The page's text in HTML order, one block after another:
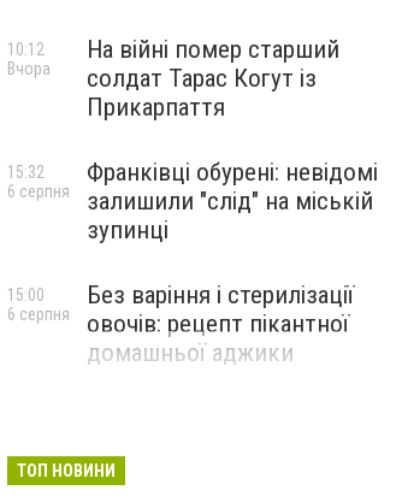
На війні помер старший
солдат Тарас Когут із
Прикарпаття
10:12
Вчора
Франківці обурені: невідомі
залишили "слід" на міській
зупинці
15:32
6 серпня
Без варіння і стерилізації
овочів: рецепт пікантної
домашньої аджики
15:00
6 серпня
ТОП НОВИНИ